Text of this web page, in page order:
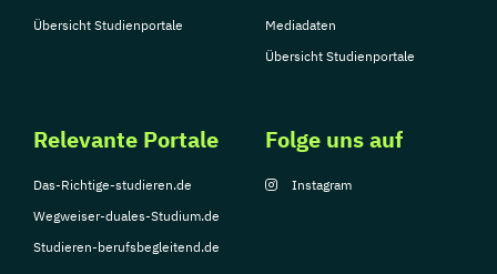
Übersicht Studienportale
Mediadaten
Übersicht Studienportale
Relevante Portale
Das-Richtige-studieren.de
Wegweiser-duales-Studium.de
Studieren-berufsbegleitend.de
Folge uns auf
Instagram